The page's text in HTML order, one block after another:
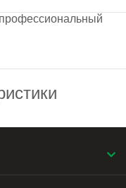
профессиональный